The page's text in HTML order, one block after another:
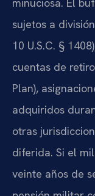
sujetos a
10 U.S.C. §
cuentas de
Plan),
adquiridos
otras
diferida. Si el
veinte años de